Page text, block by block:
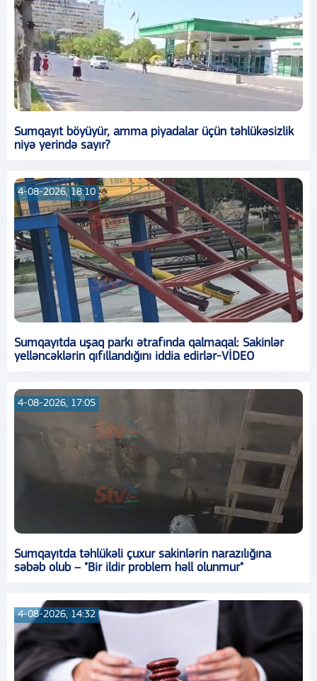
Sumqayıt böyüyür, amma piyadalar üçün təhlükəsizlik
niyə yerində sayır?
4-08-2026, 18:10
Sumqayıtda uşaq parkı ətrafında qalmaqal: Sakinlər
yelləncəklərin qıfıllandığını iddia edirlər-VİDEO
4-08-2026, 17:05
Sumqayıtda təhlükəli çuxur sakinlərin narazılığına
səbəb olub – "Bir ildir problem həll olunmur"
4-08-2026, 14:32